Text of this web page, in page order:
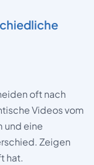
oft nach
Videos vom
und eine
Zeigen
hat.